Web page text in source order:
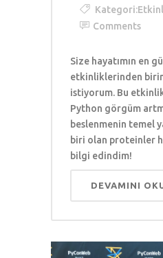
Kategori:
Comments
Size hayatımın en
etkinliklerinden
istiyorum. Bu
Python görgüm
beslenmenin temel
biri olan proteinler
bilgi edindim!
DEVAMINI